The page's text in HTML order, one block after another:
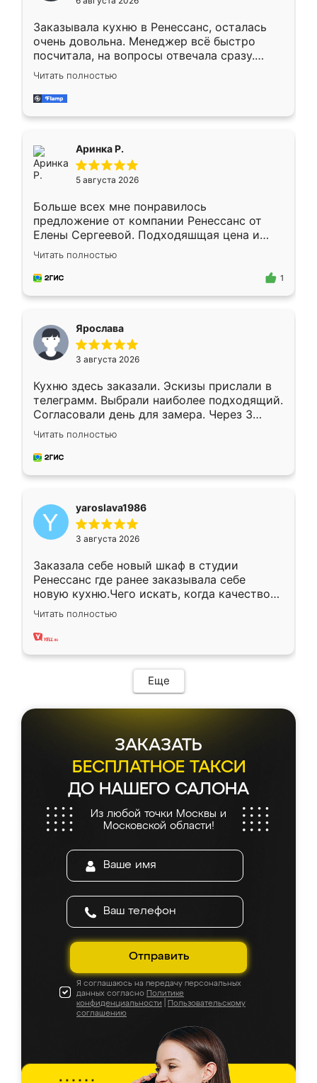
мебели буду заказывать только здесь.
Заказывала кухню в Ренессанс, осталась
очень довольна. Менеджер всё быстро
посчитала, на вопросы отвечала сразу.
Замерщик приехал в субботу, подошёл к
делу со всей ответственностью. Собрали
за день, ребята работали аккуратно, даже
Читать полностью
Аринка Р.
5 августа 2026
Больше всех мне понравилось
предложение от компании Ренессанс от
Елены Сергеевой. Подходяшщая цена и
короткие сроки изготовления. Приехавший
для замера сотрудник Владислав
предложил по моему эскизу самый
Читать полностью
1
Ярослава
3 августа 2026
Кухню здесь заказали. Эскизы прислали в
телеграмм. Выбрали наиболее подходящий.
Согласовали день для замера. Через 3
недели кухня была уже готова. Остались
довольны работой. Спасибо Ренессанс
мебель за качественную работу!
Читать полностью
yaroslava1986
3 августа 2026
Заказала себе новый шкаф в студии
Ренессанс где ранее заказывала себе
новую кухню.Чего искать, когда качеством
вполне довольна. Служит кухня уже почти
два года, нареканий нет.
Читать полностью
Еще
ЗАКАЗАТЬ
БЕСПЛАТНОЕ ТАКСИ
ДО НАШЕГО САЛОНА
Из любой точки Москвы и
Московской области!
Отправить
Я соглашаюсь на передачу персональных
данных согласно Политике
конфиденциальности
Пользовательскому
соглашению